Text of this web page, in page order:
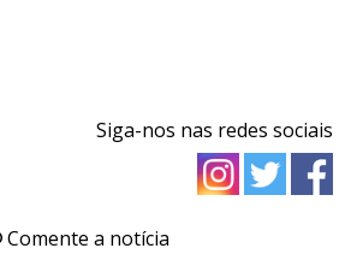
Siga-nos nas redes sociais
Comente a notícia